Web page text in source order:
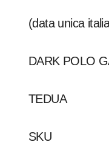
(data unica
DARK POLO
TEDUA
SKU